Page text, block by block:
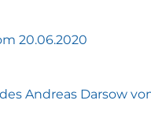
20.06.2020
Andreas Darsow